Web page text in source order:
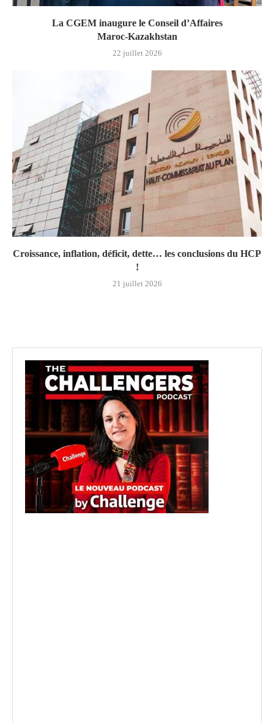
La CGEM inaugure le Conseil d’Affaires
Maroc‑Kazakhstan
22 juillet 2026
Croissance, inflation, déficit, dette… les conclusions du HCP
!
21 juillet 2026